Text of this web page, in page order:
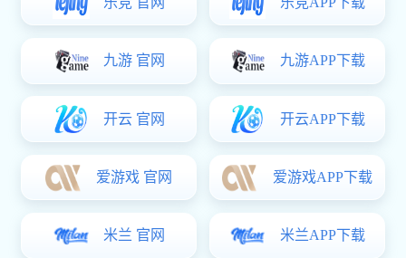
1992年创立于香港，秉持“创造精致生活”的理念，30年来始终坚持在卫浴五金
坚持使用高品质铜材为主要材质，以铜制卫浴挂件为核心，打造卫浴臻品。一
直以来对高品质产品的执着追求，使帝朗卫浴始终保持着行业领先地位。